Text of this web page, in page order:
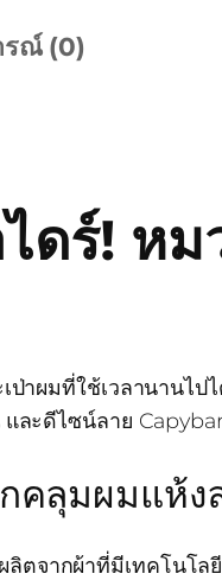
รณ์ (0)
ไดร์!
ป่าผมที่ใช้เวลานาน
ละดีไซน์ลาย
คลุมผมแห้
ผลิตจากผ้าที่มีเทคโนโล